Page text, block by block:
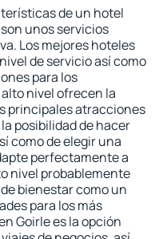
de un hotel
unos servicios
Los mejores hoteles
de servicio así como
para los
nivel ofrecen la
principales atracciones
posibilidad de hacer
como de elegir una
perfectamente a
nivel probablemente
bienestar como un
para los más
Goirle es la opción